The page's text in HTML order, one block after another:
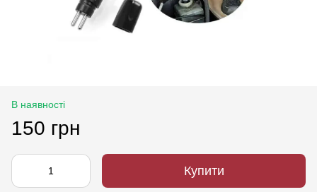
В наявності
150 грн
Купити